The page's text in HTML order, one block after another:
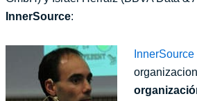
InnerSource:
InnerSource